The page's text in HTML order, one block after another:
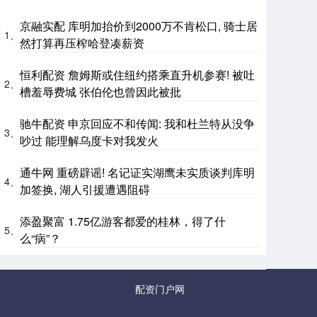
1、
京融实配 库明加抬价到2000万不肯松口, 骑士居
然打算再压榨哈登凑薪资
2、
恒利配资 詹姆斯或住纽约搭乘直升机参赛! 被吐
槽羞辱费城 张伯伦也曾因此被批
3、
驰牛配资 申京回应不和传闻: 我和杜兰特从没争
吵过 能理解乌度卡对我发火
4、
通牛网 重磅辟谣! 名记证实湖鹰未实质谈判库明
加签换, 湖人引援遭遇阻碍
5、
添盈聚富 1.75亿游客都爱的桂林，得了什
么“病”？
配资门户网